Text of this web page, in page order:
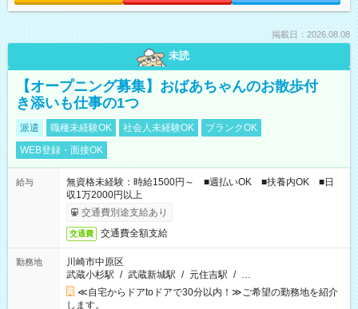
掲載日：2026.08.08
未読
【オープニング募集】おばあちゃんのお散歩付
き添いも仕事の1つ
派遣 職種未経験OK 社会人未経験OK
ブランクOK
WEB登録・面接OK
給与
無資格未経験：時給1500円～ ■週払いOK ■扶養内OK ■日
収1万2000円以上
交通費別途支給あり
交通費 交通費全額支給
勤務地
川崎市中原区
武蔵小杉駅 / 武蔵新城駅 / 元住吉駅 / …
≪自宅からドアtoドアで30分以内！≫ご希望の勤務地を紹介
します。